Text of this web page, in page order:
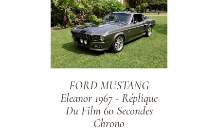
ADD TO WISHLIST
FORD MUSTANG
Eleanor 1967 - Réplique
Du Film 60 Secondes
Chrono